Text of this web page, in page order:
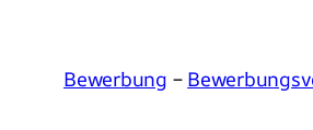
Bewerbung –